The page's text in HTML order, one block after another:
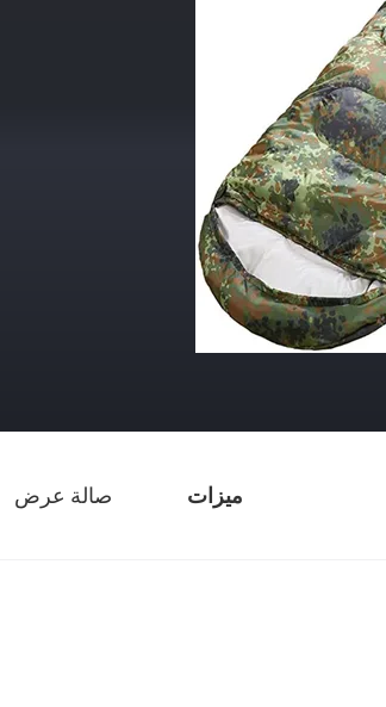
ميزات صالة عرض